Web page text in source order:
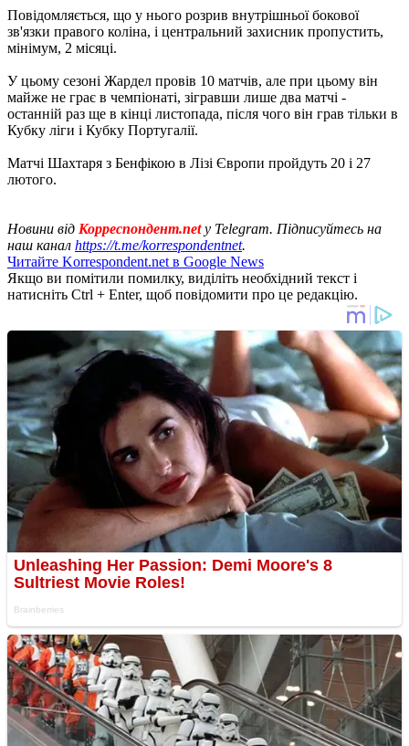
Повідомляється, що у нього розрив внутрішньої бокової
зв'язки правого коліна, і центральний захисник пропустить,
мінімум, 2 місяці.
У цьому сезоні Жардел провів 10 матчів, але при цьому він
майже не грає в чемпіонаті, зігравши лише два матчі -
останній раз ще в кінці листопада, після чого він грав тільки в
Кубку ліги і Кубку Португалії.
Матчі Шахтаря з Бенфікою в Лізі Європи пройдуть 20 і 27
лютого.
Новини від Корреспондент.net у Telegram. Підписуйтесь на
наш канал https://t.me/korrespondentnet.
Читайте Korrespondent.net в Google News
Якщо ви помітили помилку, виділіть необхідний текст і
натисніть Ctrl + Enter, щоб повідомити про це редакцію.